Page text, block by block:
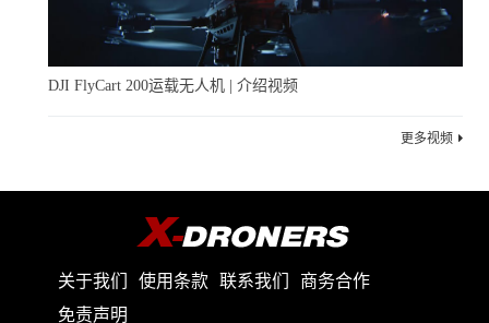
DJI FlyCart 200运载无人机 | 介绍视频
更多视频
关于我们 使用条款 联系我们
商务合作
免责声明